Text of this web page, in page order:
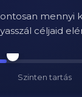
mennyi
céljaid
Szinten tartás